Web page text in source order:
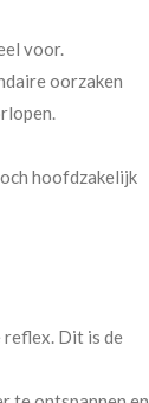
voor.
oorzaken
hoofdzakelijk
reflex. Dit is de